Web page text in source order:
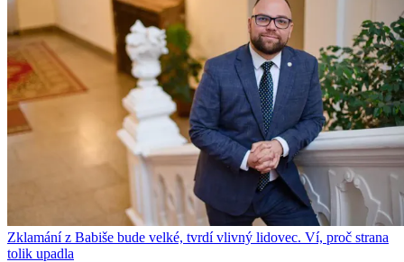
Zklamání z Babiše bude velké, tvrdí vlivný lidovec. Ví, proč strana
tolik upadla